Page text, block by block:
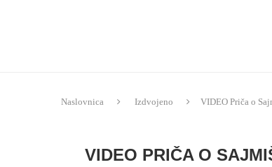
Naslovnica Izdvojeno VIDEO Priča o
VIDEO PRIČA O